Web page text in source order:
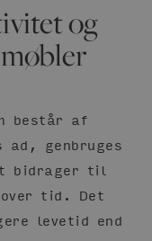
og
består af
ad, genbruges
bidrager til
over tid. Det
levetid end